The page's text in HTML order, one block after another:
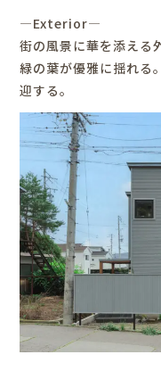
―Exterior―
街の風景に華を添える
緑の葉が優雅に揺れる
迎する。